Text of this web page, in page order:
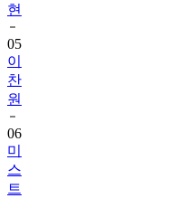
현
05
이
찬
원
06
미
스
트